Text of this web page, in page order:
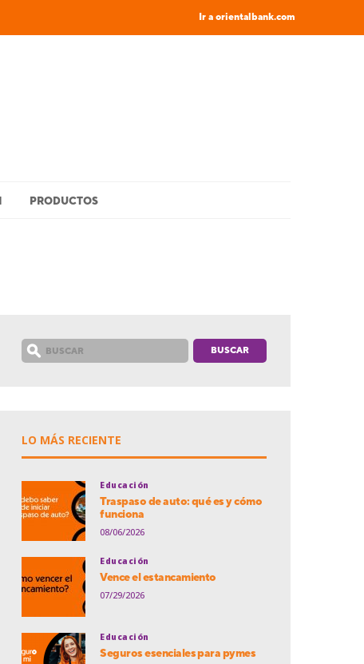
Ir a orientalbank.com
PRODUCTOS
LO MÁS RECIENTE
Educación
Traspaso de auto: qué es y cómo
funciona
08/06/2026
Educación
Vence el estancamiento
07/29/2026
Educación
Seguros esenciales para pymes